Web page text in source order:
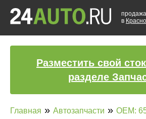
в
Разместить свой
разделе
Главная » Автозапчасти » OEM: